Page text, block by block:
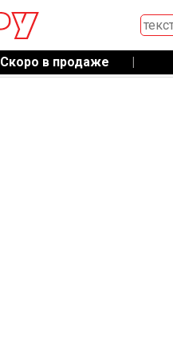
Скоро в продаже |